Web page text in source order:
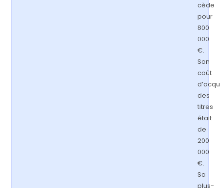
cède
pour
800
000
€.
Son
coût
des
titres
était
de
200
000
€.
Sa
plus-